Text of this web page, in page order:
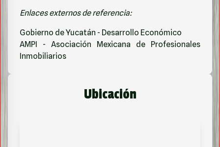
Enlaces externos de referencia:
Gobierno de Yucatán - Desarrollo Económico
AMPI - Asociación Mexicana de Profesionales
Inmobiliarios
Ubicación